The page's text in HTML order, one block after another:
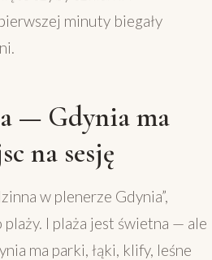
minuty biegały
— Gdynia ma
na sesję
w plenerze Gdynia”,
I plaża jest świetna — ale
ma parki, łąki, klify, leśne